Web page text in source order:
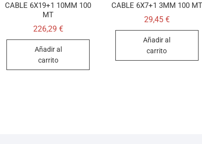
CABLE 6X19+1 10MM 100
MT
226,29 €
Añadir al
carrito
CABLE 6X7+1 3MM 100 MT
29,45 €
Añadir al
carrito